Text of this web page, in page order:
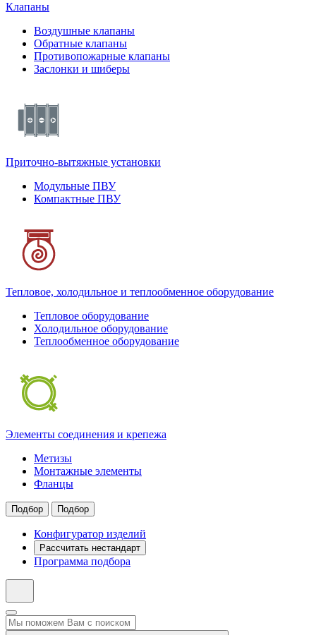
Клапаны
Воздушные клапаны
Обратные клапаны
Противопожарные клапаны
Заслонки и шиберы
Приточно-вытяжные установки
Модульные ПВУ
Компактные ПВУ
Тепловое, холодильное и теплообменное оборудование
Тепловое оборудование
Холодильное оборудование
Теплообменное оборудование
Элементы соединения и крепежа
Метизы
Монтажные элементы
Фланцы
Подбор Подбор
Конфигуратор изделий
Рассчитать нестандарт
Программа подбора